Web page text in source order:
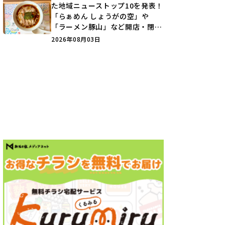
た地域ニューストップ10を発表！
「らぁめん しょうがの空」や
「ラーメン豚山」など開店・閉店
の注目記事をランキングでご紹介
2026年08月03日